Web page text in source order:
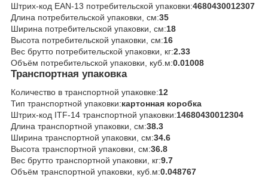
Штрих-код EAN-13 потребительской упаковки:4680430012307
Длина потребительской упаковки, см:35
Ширина потребительской упаковки, см:18
Высота потребительской упаковки, см:16
Вес брутто потребительской упаковки, кг:2.33
Объём потребительской упаковки, куб.м:0.01008
Транспортная упаковка
Количество в транспортной упаковке:12
Тип транспортной упаковки:картонная коробка
Штрих-код ITF-14 транспортной упаковки:14680430012304
Длина транспортной упаковки, см:38.3
Ширина транспортной упаковки, см:34.6
Высота транспортной упаковки, см:36.8
Вес брутто транспортной упаковки, кг:9.7
Объём транспортной упаковки, куб.м:0.048767